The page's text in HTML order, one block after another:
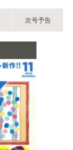
次号予告